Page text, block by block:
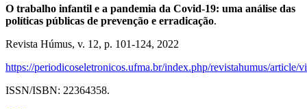
O trabalho infantil e a pandemia da Covid-19: uma análise das
políticas públicas de prevenção e erradicação.
Revista Húmus, v. 12, p. 101-124, 2022
https://periodicoseletronicos.ufma.br/index.php/revistahumus/article/
ISSN/ISBN: 22364358.